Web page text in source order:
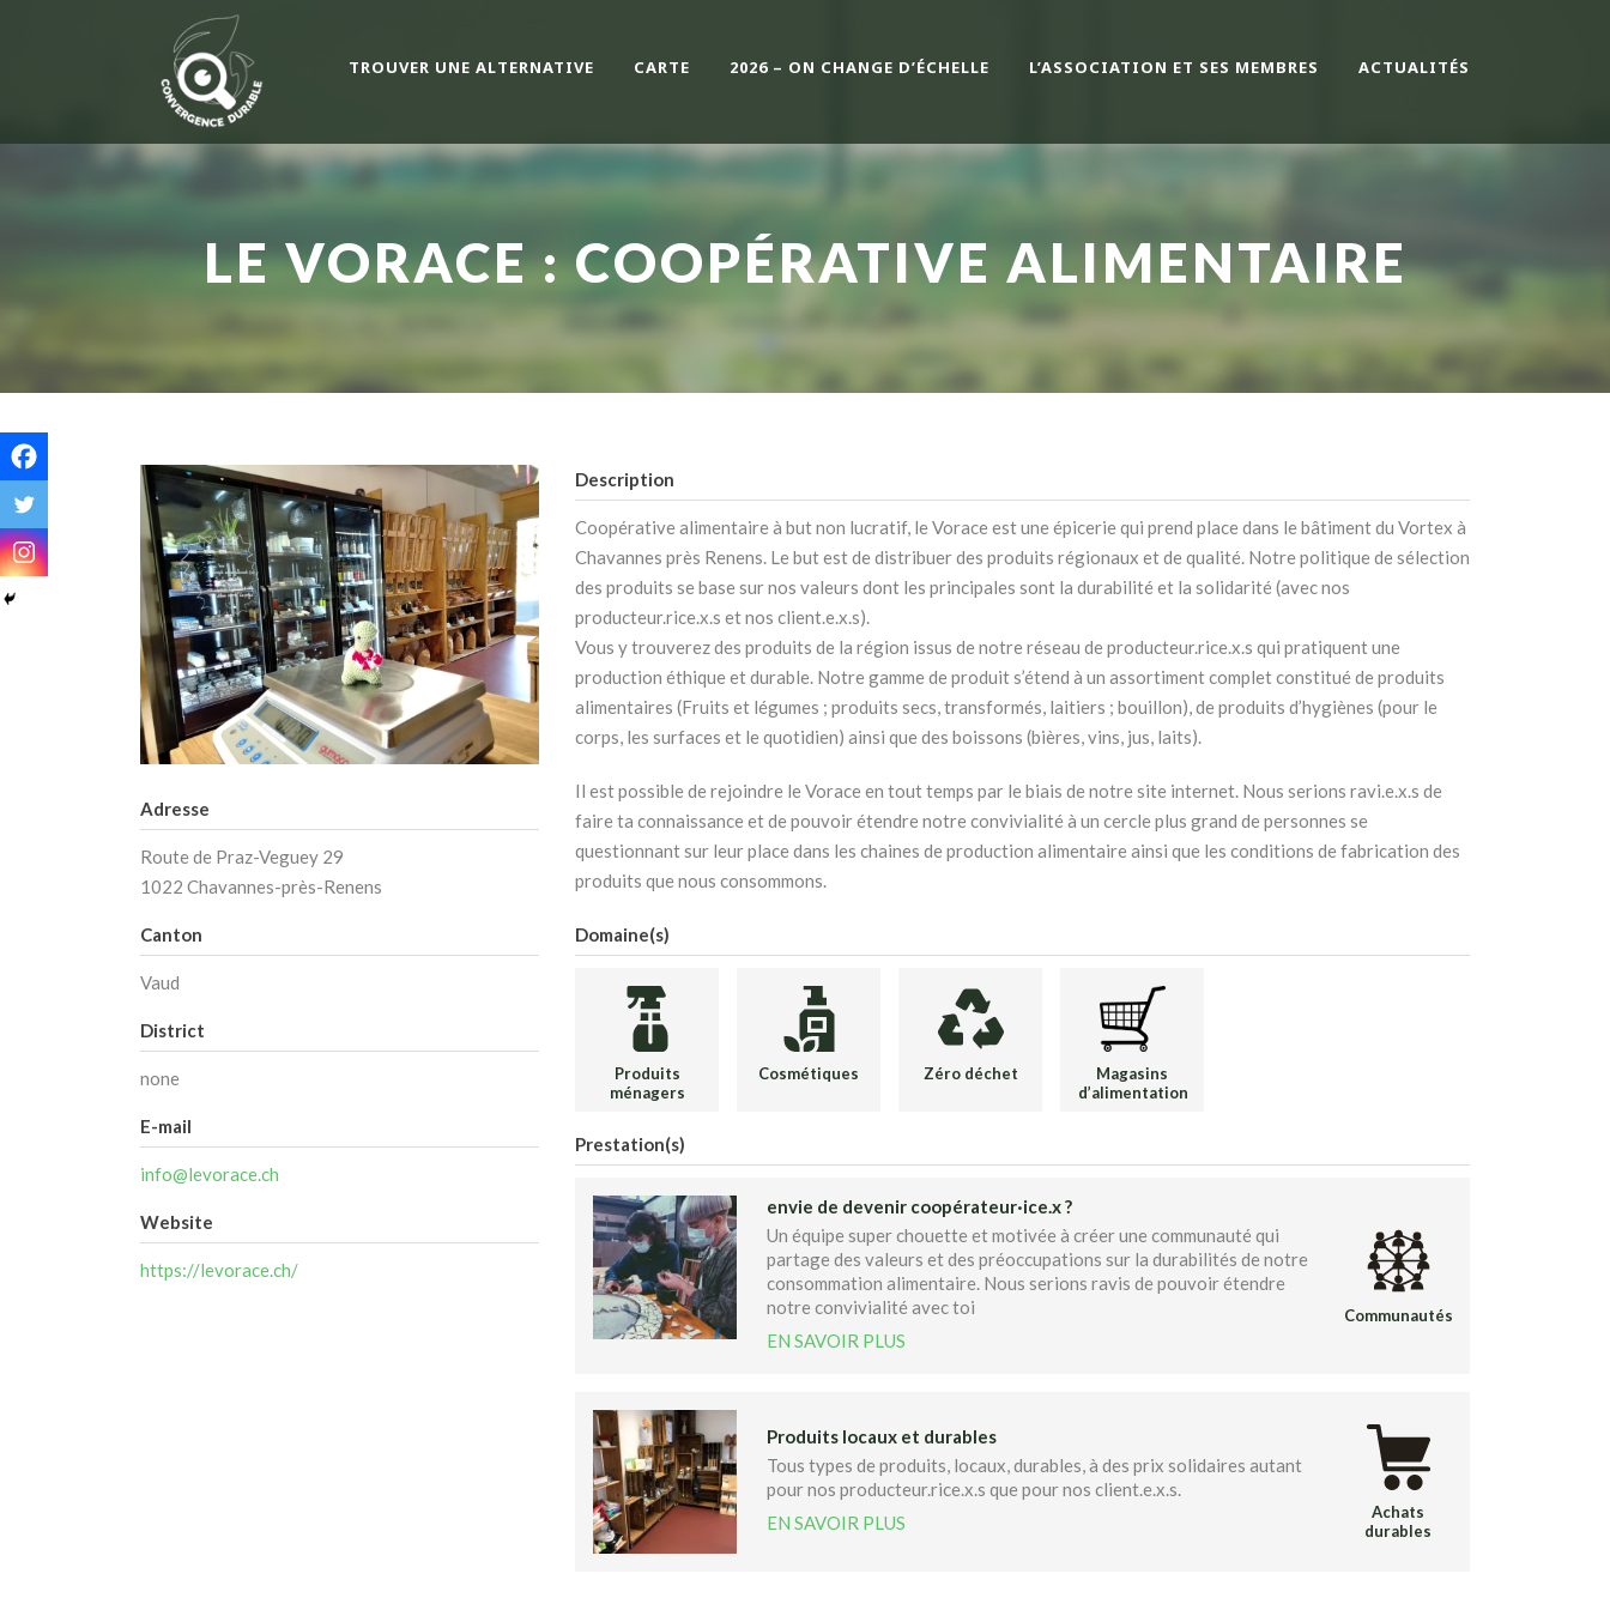
TROUVER UNE ALTERNATIVE CARTE 2026 – ON CHANGE D’ÉCHELLE L’ASSOCIATION ET SES MEMBRES ACTUALITÉS
LE VORACE : COOPÉRATIVE ALIMENTAIRE
Adresse
Route de Praz-Veguey 29
1022 Chavannes-près-Renens
Canton
Vaud
District
none
E-mail
info@levorace.ch
Website
https://levorace.ch/
Description
Coopérative alimentaire à but non lucratif, le Vorace est une épicerie qui prend place dans le bâtiment du Vortex à
Chavannes près Renens. Le but est de distribuer des produits régionaux et de qualité. Notre politique de sélection
des produits se base sur nos valeurs dont les principales sont la durabilité et la solidarité (avec nos
producteur.rice.x.s et nos client.e.x.s).
Vous y trouverez des produits de la région issus de notre réseau de producteur.rice.x.s qui pratiquent une
production éthique et durable. Notre gamme de produit s’étend à un assortiment complet constitué de produits
alimentaires (Fruits et légumes ; produits secs, transformés, laitiers ; bouillon), de produits d’hygiènes (pour le
corps, les surfaces et le quotidien) ainsi que des boissons (bières, vins, jus, laits).
Il est possible de rejoindre le Vorace en tout temps par le biais de notre site internet. Nous serions ravi.e.x.s de
faire ta connaissance et de pouvoir étendre notre convivialité à un cercle plus grand de personnes se
questionnant sur leur place dans les chaines de production alimentaire ainsi que les conditions de fabrication des
produits que nous consommons.
Domaine(s)
Produits
ménagers
Cosmétiques Zéro déchet
Magasins
d’alimentation
Prestation(s)
envie de devenir coopérateur·ice.x ?
Un équipe super chouette et motivée à créer une communauté qui
partage des valeurs et des préoccupations sur la durabilités de notre
consommation alimentaire. Nous serions ravis de pouvoir étendre
notre convivialité avec toi
EN SAVOIR PLUS
Communautés
Produits locaux et durables
Tous types de produits, locaux, durables, à des prix solidaires autant
pour nos producteur.rice.x.s que pour nos client.e.x.s.
EN SAVOIR PLUS
Achats
durables